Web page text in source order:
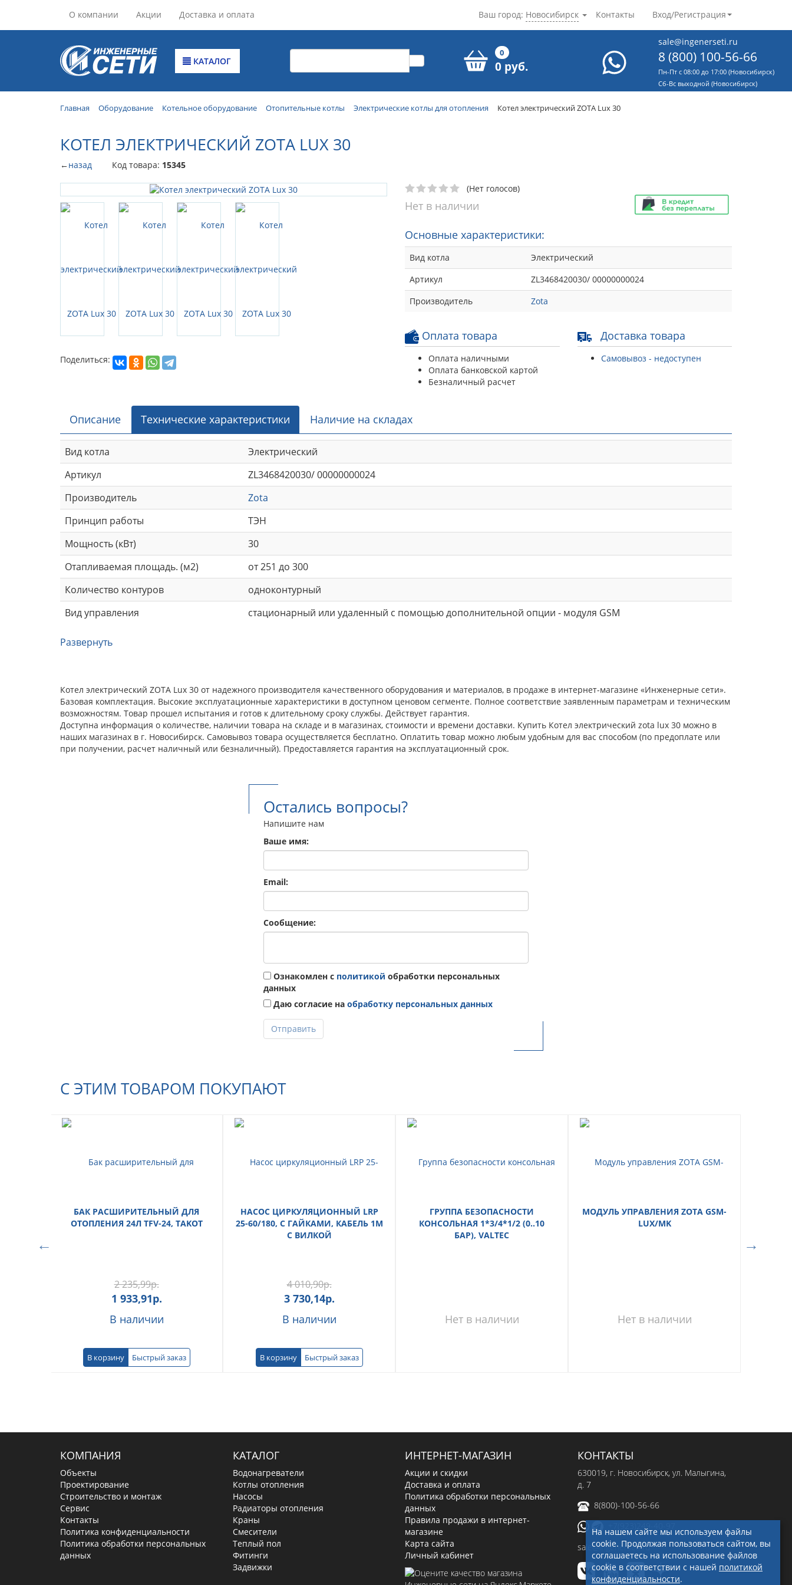
О компании Акции Доставка и оплата Контакты Вход/Регистрация
Ваш город: Новосибирск
КАТАЛОГ
0
0 руб.
sale@ingenerseti.ru
8 (800) 100-56-66
Пн-Пт с 08:00 до 17:00 (Новосибирск)
Cб-Вс выходной (Новосибирск)
Главная Оборудование Котельное оборудование Отопительные котлы Электрические котлы для отопления Котел электрический ZOTA Lux 30
КОТЕЛ ЭЛЕКТРИЧЕСКИЙ ZOTA LUX 30
←назад Код товара: 15345
Поделиться:
(Нет голосов)
Нет в наличии
Основные характеристики:
Вид котла
Электрический
Артикул
ZL3468420030/ 00000000024
Производитель
Zota
Оплата товара
Оплата наличными
Оплата банковской картой
Безналичный расчет
Доставка товара
Самовывоз - недоступен
Описание Технические характеристики Наличие на складах
Вид котла
Электрический
Артикул
ZL3468420030/ 00000000024
Производитель
Zota
Принцип работы
ТЭН
Мощность (кВт)
30
Отапливаемая площадь. (м2)
от 251 до 300
Количество контуров
одноконтурный
Вид управления
стационарный или удаленный с помощью дополнительной опции - модуля GSM
Развернуть
Котел электрический ZOTA Lux 30 от надежного производителя качественного оборудования и материалов, в продаже в интернет-магазине «Инженерные сети».
Базовая комплектация. Высокие эксплуатационные характеристики в доступном ценовом сегменте. Полное соответствие заявленным параметрам и техническим
возможностям. Товар прошел испытания и готов к длительному сроку службы. Действует гарантия.
Доступна информация о количестве, наличии товара на складе и в магазинах, стоимости и времени доставки. Купить Котел электрический zota lux 30 можно в
наших магазинах в г. Новосибирск. Самовывоз товара осуществляется бесплатно. Оплатить товар можно любым удобным для вас способом (по предоплате или
при получении, расчет наличный или безналичный). Предоставляется гарантия на эксплуатационный срок.
Остались вопросы?
Напишите нам
Ваше имя:
Email:
Сообщение:
Ознакомлен с политикой обработки персональных
данных
Даю согласие на обработку персональных данных
Отправить
С ЭТИМ ТОВАРОМ ПОКУПАЮТ
БАК РАСШИРИТЕЛЬНЫЙ ДЛЯ
ОТОПЛЕНИЯ 24Л TFV-24, TAKOT
2 235,99р.
1 933,91р.
В наличии
В корзину Быстрый заказ
НАСОС ЦИРКУЛЯЦИОННЫЙ LRP
25-60/180, С ГАЙКАМИ, КАБЕЛЬ 1М
С ВИЛКОЙ
4 010,90р.
3 730,14р.
В наличии
В корзину Быстрый заказ
ГРУППА БЕЗОПАСНОСТИ
КОНСОЛЬНАЯ 1*3/4*1/2 (0..10
БАР), VALTEC
Нет в наличии
МОДУЛЬ УПРАВЛЕНИЯ ZOTA GSM-
LUX/MK
Нет в наличии
КОМПАНИЯ
Объекты
Проектирование
Строительство и монтаж
Сервис
Контакты
Политика конфиденциальности
Политика обработки персональных
данных
КАТАЛОГ
Водонагреватели
Котлы отопления
Насосы
Радиаторы отопления
Краны
Смесители
Теплый пол
Фитинги
Задвижки
ИНТЕРНЕТ-МАГАЗИН
Акции и скидки
Доставка и оплата
Политика обработки персональных
данных
Правила продажи в интернет-
магазине
Карта сайта
Личный кабинет
КОНТАКТЫ
630019, г. Новосибирск, ул. Малыгина,
д. 7
8(800)-100-56-66
sale@ingenerseti.ru
На нашем сайте мы используем файлы
cookie. Продолжая пользоваться сайтом, вы
соглашаетесь на использование файлов
cookie в соответствии с нашей политикой
конфиденциальности.